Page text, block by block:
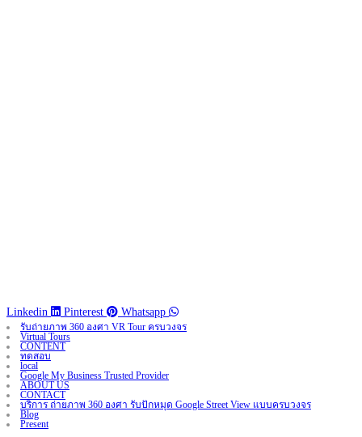
Linkedin Pinterest Whatsapp
รับถ่ายภาพ 360 องศา VR Tour ครบวงจร
Virtual Tours
CONTENT
ทดสอบ
local
Google My Business Trusted Provider
ABOUT US
CONTACT
บริการ ถ่ายภาพ 360 องศา รับปักหมุด Google Street View แบบครบวงจร
Blog
Present